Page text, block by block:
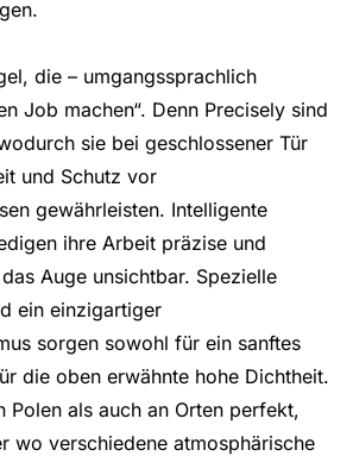
die – umgangssprachlich
Job machen“. Denn Precisely sind
sie bei geschlossener Tür
und Schutz vor
gewährleisten. Intelligente
ihre Arbeit präzise und
Auge unsichtbar. Spezielle
ein einzigartiger
sorgen sowohl für ein sanftes
die oben erwähnte hohe Dichtheit.
Polen als auch an Orten perfekt,
wo verschiedene atmosphärische